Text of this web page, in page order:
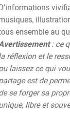
ensemble au
: ce
réflexion et le
laissez ce qui
est de
se forger sa
libre et